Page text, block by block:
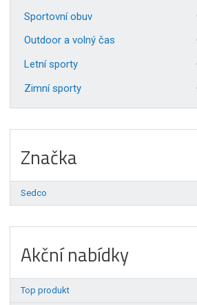
Sportovní obuv
Outdoor a volný čas
Letní sporty
Zimní sporty
Značka
Sedco
Akční nabídky
Top produkt